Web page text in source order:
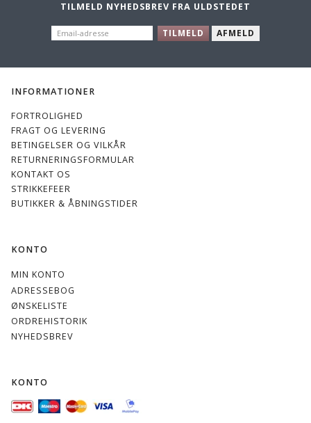
TILMELD NYHEDSBREV FRA ULDSTEDET
EMAIL-
ADRESSE
TILMELD AFMELD
INFORMATIONER
FORTROLIGHED
FRAGT OG LEVERING
BETINGELSER OG VILKÅR
RETURNERINGSFORMULAR
KONTAKT OS
STRIKKEFEER
BUTIKKER & ÅBNINGSTIDER
KONTO
MIN KONTO
ADRESSEBOG
ØNSKELISTE
ORDREHISTORIK
NYHEDSBREV
KONTO